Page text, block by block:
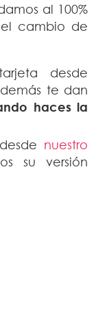
al 100%
el cambio de
desde
te dan
haces la
nuestro
su versión